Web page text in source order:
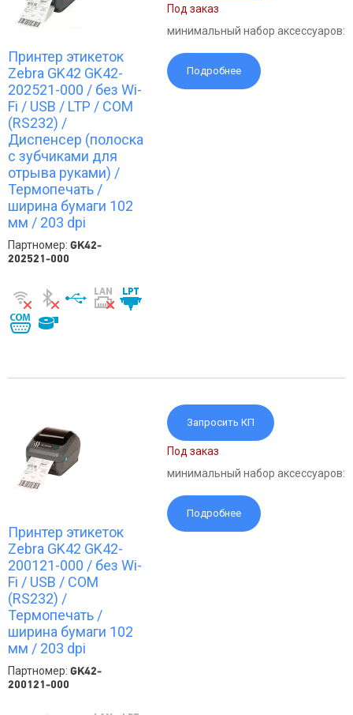
Под заказ
минимальный набор аксессуаров:
Подробнее
Принтер этикеток
Zebra GK42 GK42-
202521-000 / без Wi-
Fi / USB / LTP / COM
(RS232) /
Диспенсер (полоска
с зубчиками для
отрыва руками) /
Термопечать /
ширина бумаги 102
мм / 203 dpi
Партномер: GK42-
202521-000
Запросить КП
Под заказ
минимальный набор аксессуаров:
Подробнее
Принтер этикеток
Zebra GK42 GK42-
200121-000 / без Wi-
Fi / USB / COM
(RS232) /
Термопечать /
ширина бумаги 102
мм / 203 dpi
Партномер: GK42-
200121-000